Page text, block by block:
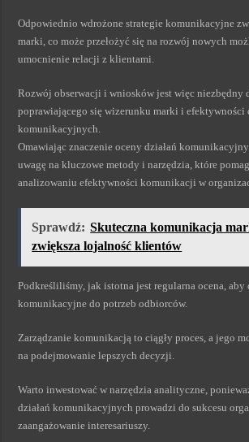
Odpowiednio wdrożone strategie komunikacyjne
marki, co może przełożyć się na rozwój nowych
umocnienie relacji z klientami.
Rozwój obserwacji i wniosków jest więc niezbędny
poprawiającego się wizerunku marki i efektywności
komunikacyjnych.
Omawiając znaczenie oceny działań
uwagę na kluczowe metody i narzędzia, które
analizowaniu efektywności komunikacji w
Sprawdź: Skuteczna komunikacja
zwiększa lojalność klientów
Podkreśliliśmy, jak istotna jest regularna ocena, aby
komunikacyjne do potrzeb odbiorców.
Zarządzanie komunikacją to ciągły proces, a jego
na podejmowanie lepszych decyzji.
Warto inwestować w narzędzia analityczne,
działań komunikacyjnych prowadzi do sukcesu
zaangażowanie interesariuszy.